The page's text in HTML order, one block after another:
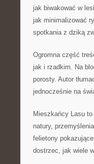
jak biwakować w
jak minimalizować
spotkania z dziką
Ogromna część
jak i rzadkim. Na
porosty. Autor
jednocześnie na
Mieszkańcy Lasu
natury,
felietony
dostrzec, jak wiele